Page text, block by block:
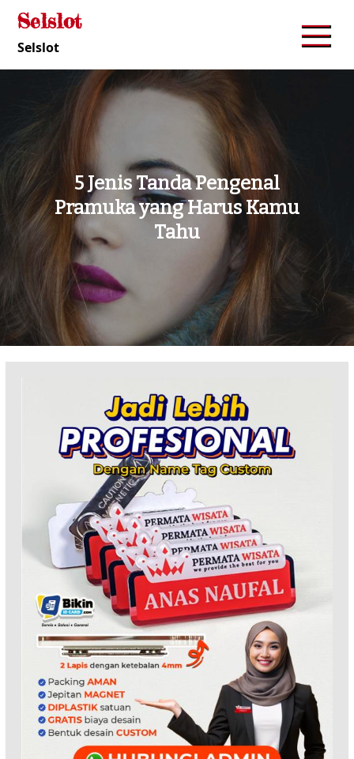
Skip
content
Selslot
Selslot
5 Jenis Tanda Pengenal
Pramuka yang Harus Kamu
Tahu